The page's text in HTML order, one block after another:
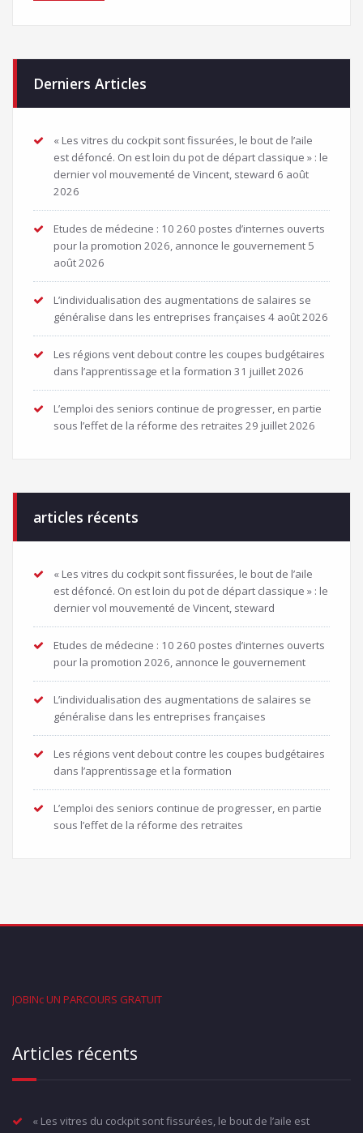
Derniers Articles
« Les vitres du cockpit sont fissurées, le bout de l’aile
est défoncé. On est loin du pot de départ classique » : le
dernier vol mouvementé de Vincent, steward 6 août
2026
Etudes de médecine : 10 260 postes d’internes ouverts
pour la promotion 2026, annonce le gouvernement 5
août 2026
L’individualisation des augmentations de salaires se
généralise dans les entreprises françaises 4 août 2026
Les régions vent debout contre les coupes budgétaires
dans l’apprentissage et la formation 31 juillet 2026
L’emploi des seniors continue de progresser, en partie
sous l’effet de la réforme des retraites 29 juillet 2026
articles récents
« Les vitres du cockpit sont fissurées, le bout de l’aile
est défoncé. On est loin du pot de départ classique » : le
dernier vol mouvementé de Vincent, steward
Etudes de médecine : 10 260 postes d’internes ouverts
pour la promotion 2026, annonce le gouvernement
L’individualisation des augmentations de salaires se
généralise dans les entreprises françaises
Les régions vent debout contre les coupes budgétaires
dans l’apprentissage et la formation
L’emploi des seniors continue de progresser, en partie
sous l’effet de la réforme des retraites
JOBINc UN PARCOURS GRATUIT
Articles récents
« Les vitres du cockpit sont fissurées, le bout de l’aile est